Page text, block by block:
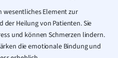
wesentliches Element zur
der Heilung von Patienten. Sie
und können Schmerzen lindern.
die emotionale Bindung und